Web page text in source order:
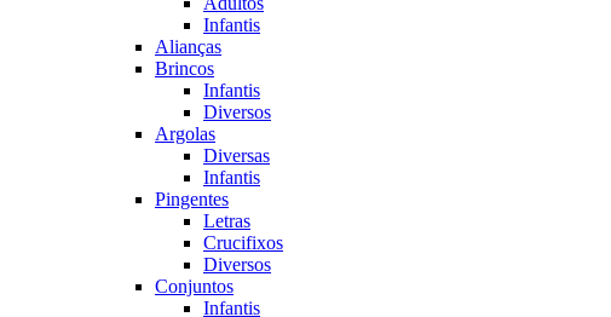
Infantis
Alianças
Brincos
Infantis
Diversos
Argolas
Diversas
Infantis
Pingentes
Letras
Crucifixos
Diversos
Conjuntos
Infantis